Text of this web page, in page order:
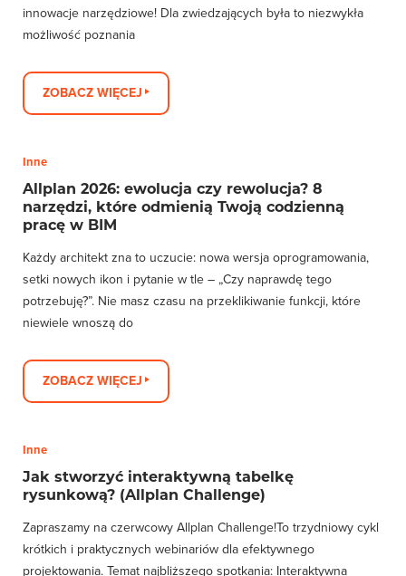
innowacje narzędziowe! Dla zwiedzających była to niezwykła
możliwość poznania
ZOBACZ WIĘCEJ
Inne
Allplan 2026: ewolucja czy rewolucja? 8
narzędzi, które odmienią Twoją codzienną
pracę w BIM
Każdy architekt zna to uczucie: nowa wersja oprogramowania,
setki nowych ikon i pytanie w tle – „Czy naprawdę tego
potrzebuję?”. Nie masz czasu na przeklikiwanie funkcji, które
niewiele wnoszą do
ZOBACZ WIĘCEJ
Inne
Jak stworzyć interaktywną tabelkę
rysunkową? (Allplan Challenge)
Zapraszamy na czerwcowy Allplan Challenge!To trzydniowy cykl
krótkich i praktycznych webinariów dla efektywnego
projektowania. Temat najbliższego spotkania: Interaktywna